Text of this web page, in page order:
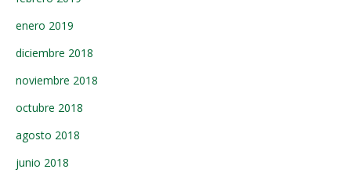
enero 2019
diciembre 2018
noviembre 2018
octubre 2018
agosto 2018
junio 2018